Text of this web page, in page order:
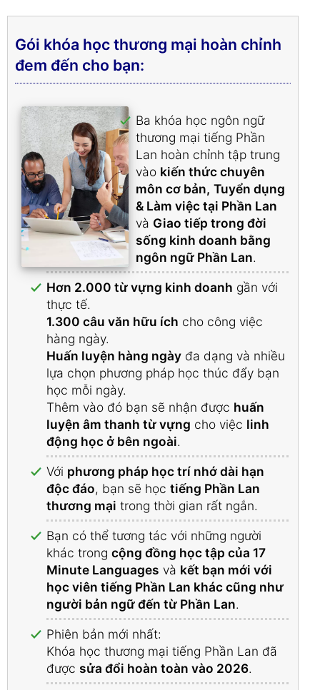
Gói khóa học thương mại hoàn chỉnh
đem đến cho bạn:
Ba khóa học ngôn ngữ
thương mại tiếng Phần
Lan hoàn chỉnh tập trung
vào kiến thức chuyên
môn cơ bản, Tuyển dụng
& Làm việc tại Phần Lan
và Giao tiếp trong đời
sống kinh doanh bằng
ngôn ngữ Phần Lan.
Hơn 2.000 từ vựng kinh doanh gần với
thực tế.
1.300 câu văn hữu ích cho công việc
hàng ngày.
Huấn luyện hàng ngày đa dạng và nhiều
lựa chọn phương pháp học thúc đẩy bạn
học mỗi ngày.
Thêm vào đó bạn sẽ nhận được huấn
luyện âm thanh từ vựng cho việc linh
động học ở bên ngoài.
Với phương pháp học trí nhớ dài hạn
độc đáo, bạn sẽ học tiếng Phần Lan
thương mại trong thời gian rất ngắn.
Bạn có thể tương tác với những người
khác trong cộng đồng học tập của 17
Minute Languages và kết bạn mới với
học viên tiếng Phần Lan khác cũng như
người bản ngữ đến từ Phần Lan.
Phiên bản mới nhất:
Khóa học thương mại tiếng Phần Lan đã
được sửa đổi hoàn toàn vào 2026.